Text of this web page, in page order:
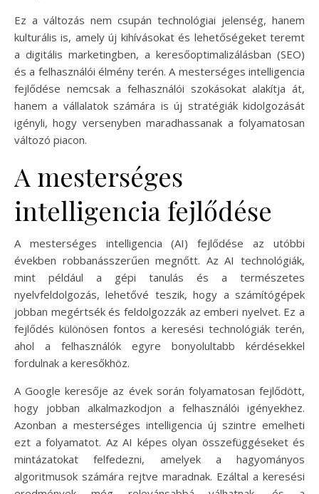
Ez a változás nem csupán technológiai jelenség, hanem
kulturális is, amely új kihívásokat és lehetőségeket teremt
a digitális marketingben, a keresőoptimalizálásban (SEO)
és a felhasználói élmény terén. A mesterséges intelligencia
fejlődése nemcsak a felhasználói szokásokat alakítja át,
hanem a vállalatok számára is új stratégiák kidolgozását
igényli, hogy versenyben maradhassanak a folyamatosan
változó piacon.
A mesterséges
intelligencia fejlődése
A mesterséges intelligencia (AI) fejlődése az utóbbi
években robbanásszerűen megnőtt. Az AI technológiák,
mint például a gépi tanulás és a természetes
nyelvfeldolgozás, lehetővé teszik, hogy a számítógépek
jobban megértsék és feldolgozzák az emberi nyelvet. Ez a
fejlődés különösen fontos a keresési technológiák terén,
ahol a felhasználók egyre bonyolultabb kérdésekkel
fordulnak a keresőkhöz.
A Google keresője az évek során folyamatosan fejlődött,
hogy jobban alkalmazkodjon a felhasználói igényekhez.
Azonban a mesterséges intelligencia új szintre emelheti
ezt a folyamatot. Az AI képes olyan összefüggéseket és
mintázatokat felfedezni, amelyek a hagyományos
algoritmusok számára rejtve maradnak. Ezáltal a keresési